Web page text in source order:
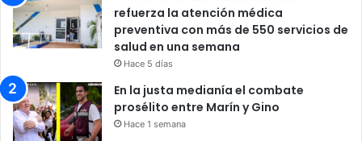
refuerza la atención médica
preventiva con más de 550 servicios de
salud en una semana
Hace 5 días
En la justa medianía el combate
prosélito entre Marín y Gino
Hace 1 semana